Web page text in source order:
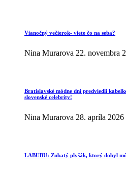
Vianočný večierok- viete čo na seba?
Nina Murarova 22. novembra
Bratislavské módne dni predviedli
slovenské celebrity!
Nina Murarova 28. apríla 2026
LABUBU: Zubatý plyšák, ktorý dobyl